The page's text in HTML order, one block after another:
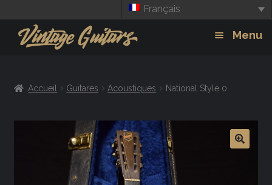
Français
Menu
Amplis
Effets
Accueil Guitares Acoustiques National Style 0